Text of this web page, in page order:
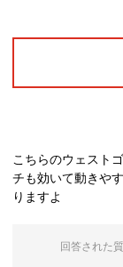
こちらのウェスト
チも効いて動きや
りますよ
回答された